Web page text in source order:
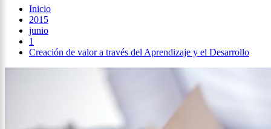
Inicio
2015
junio
1
Creación de valor a través del Aprendizaje y el Desarrollo